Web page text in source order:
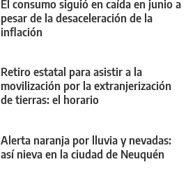
El consumo siguió en caída en junio a
pesar de la desaceleración de la
inflación
Retiro estatal para asistir a la
movilización por la extranjerización
de tierras: el horario
Alerta naranja por lluvia y nevadas:
así nieva en la ciudad de Neuquén